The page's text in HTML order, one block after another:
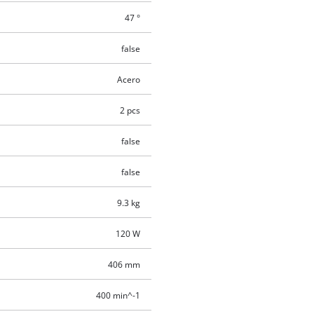
47 °
false
Acero
2 pcs
false
false
9.3 kg
120 W
406 mm
400 min^-1